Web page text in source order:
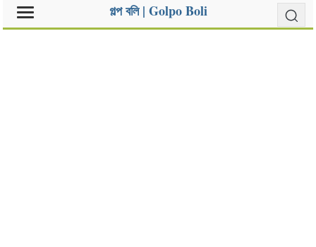
গল্প বলি | Golpo Boli